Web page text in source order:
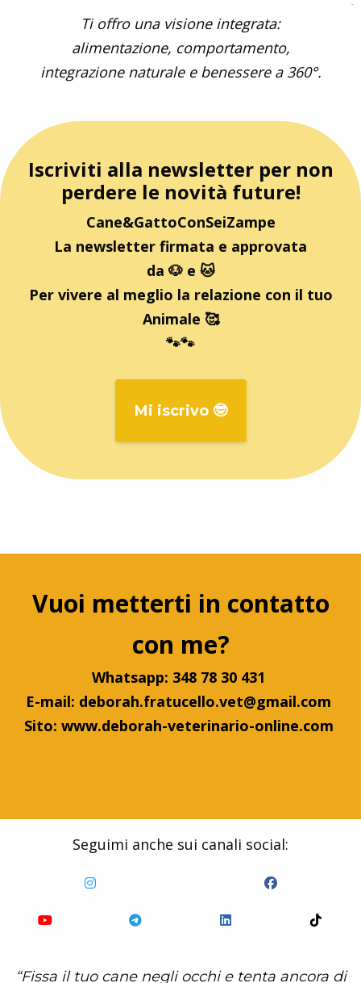
Ti offro una visione integrata:
alimentazione, comportamento,
integrazione naturale e benessere a 360°.
Iscriviti alla newsletter per non
perdere le novità future!
Cane&GattoConSeiZampe
La newsletter firmata e approvata
da 🐶 e 🐱
Per vivere al meglio la relazione con il tuo
Animale 🥰
🐾🐾
Mi iscrivo 🤓
Vuoi metterti in contatto
con me?
Whatsapp: 348 78 30 431
E-mail: deborah.fratucello.vet@gmail.com
Sito: www.deborah-veterinario-online.com
Seguimi anche sui canali social:
“Fissa il tuo cane negli occhi e tenta ancora di